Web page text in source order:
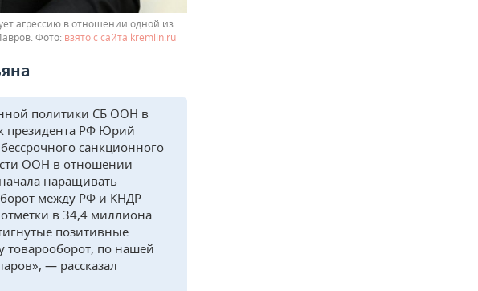
агрессию в отношении одной из
взято с сайта kremlin.ru
политики СБ ООН в
президента РФ Юрий
санкционного
ООН в отношении
наращивать
между РФ и КНДР
в 34,4 миллиона
позитивные
товарооборот, по нашей
— рассказал